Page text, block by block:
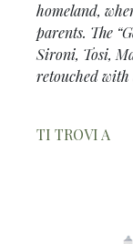
homeland,
parents. The
Sironi, Tosi,
retouched with
TI TROVI A